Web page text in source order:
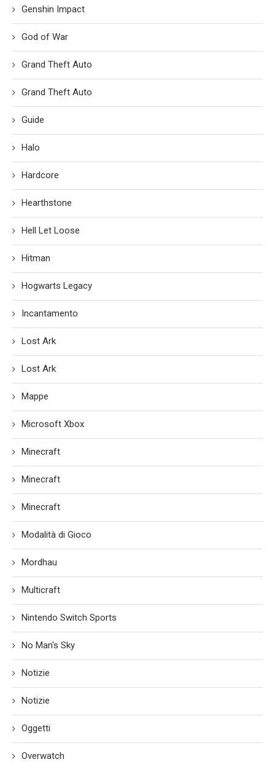
Genshin Impact
God of War
Grand Theft Auto
Grand Theft Auto
Guide
Halo
Hardcore
Hearthstone
Hell Let Loose
Hitman
Hogwarts Legacy
Incantamento
Lost Ark
Lost Ark
Mappe
Microsoft Xbox
Minecraft
Minecraft
Minecraft
Modalità di Gioco
Mordhau
Multicraft
Nintendo Switch Sports
No Man's Sky
Notizie
Notizie
Oggetti
Overwatch